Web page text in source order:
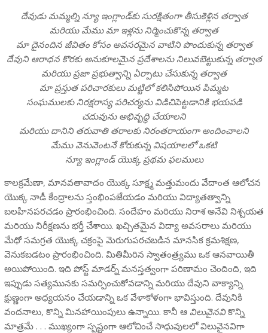
దేవుడు మమ్మల్ని న్యూ ఇంగ్లాండ్‌కు సురక్షితంగా తీసుకెళ్లిన తర్వాత
మరియు మేము మా ఇళ్లను నిర్మించుకొన్న తర్వాత
మా దైనందిన జీవితం కోసం అవసరమైన వాటిని పొందుకున్న తర్వాత
దేవుని ఆరాధన కొరకు అనుకూలమైన ప్రదేశాలను నిలువబెట్టుకున్న తర్వాత
మరియు ప్రజా ప్రభుత్వాన్ని ఏర్పాటు చేసుకున్న తర్వాత
మా ప్రస్తుత పరిచారకులు మట్టిలో కలిసిపోయిన పిమ్మట
సంఘములకు నిరక్షరాస్య పరిచర్యను విడిచిపెట్టడానికి భయపడి
చదువును అభివృద్ధి చేయాలని
మరియు దానిని తరువాతి తరాలకు నిరంతరాయంగా అందించాలని
మేము వెనువెంటనే కోరుకున్న విషయాలలో ఒకటి
న్యూ ఇంగ్లాండ్ యొక్క ప్రథమ ఫలములు
కాలక్రమేణా, మానవతావాదం యొక్క సూక్ష్మ మత్తుమందు వేదాంత ఆలోచన
యొక్క నాడీ కేంద్రాలను స్తంభింపజేయడం మరియు విద్యాతత్వాన్ని
బలహీనపరచడం ప్రారంభించింది. సందేహం మరియు నిరాశ అనేవి నిశ్చయత
మరియు నిరీక్షణను భర్తీ చేశాయి. ఖచ్చితమైన విద్యా అవసరాలు మరియు
మేధో సమగ్రత యొక్క చక్రంపై మెరుగుపరచబడిన మానసిక క్రమశిక్షణ,
వెనుకబడటం ప్రారంభించింది. మితిమీరిన స్వాతంత్ర్యము ఒక ఆనవాయితీ
అయిపోయింది. ఇది పోస్ట్ మాడర్న్ మనస్తత్వంగా పరిణామం చెందింది, ఇది
ఇప్పుడు సత్యమునకు సమర్పించుకోవడాన్ని మరియు దేవుని వాక్యాన్ని
క్షుణ్ణంగా అధ్యయనం చేయడాన్ని ఒక వేళాకోళంగా భావిస్తుంది. దేవునికి
వందనాలు, కొన్ని మినహాయింపులు ఉన్నాయి. కానీ ఆ విలువైనవికొన్ని
మాత్రమే . . . ముఖ్యంగా స్పష్టంగా ఆలోచించే సాధువులలో విలువైనవిగా